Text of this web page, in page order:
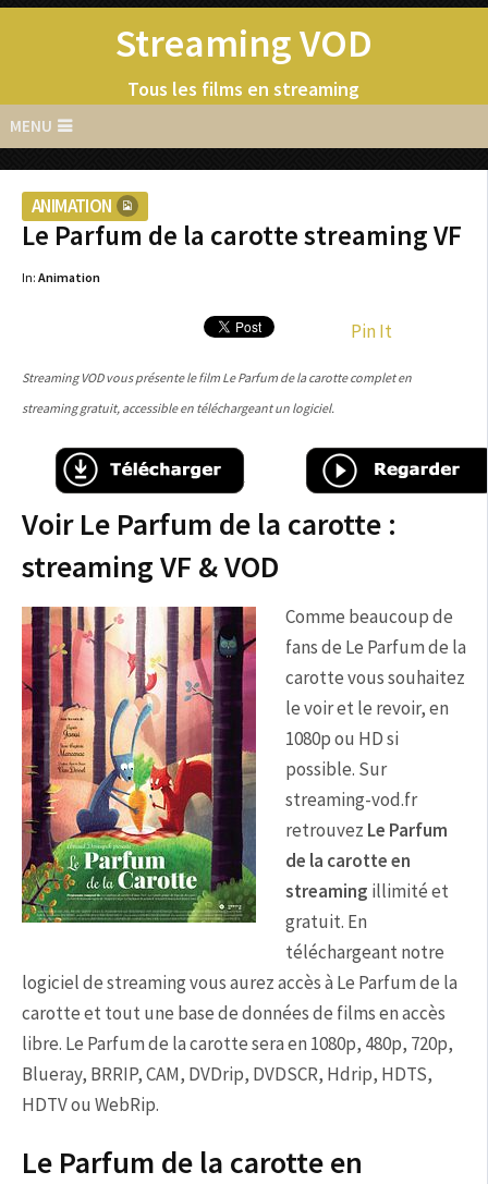
Streaming VOD
Tous les films en streaming
MENU
ANIMATION
Le Parfum de la carotte streaming VF
In: Animation
Pin It
Streaming VOD vous présente le film Le Parfum de la carotte complet en
streaming gratuit, accessible en téléchargeant un logiciel.
Voir Le Parfum de la carotte :
streaming VF & VOD
Comme beaucoup de
fans de Le Parfum de la
carotte vous souhaitez
le voir et le revoir, en
1080p ou HD si
possible. Sur
streaming-vod.fr
retrouvez Le Parfum
de la carotte en
streaming illimité et
gratuit. En
téléchargeant notre
logiciel de streaming vous aurez accès à Le Parfum de la
carotte et tout une base de données de films en accès
libre. Le Parfum de la carotte sera en 1080p, 480p, 720p,
Blueray, BRRIP, CAM, DVDrip, DVDSCR, Hdrip, HDTS,
HDTV ou WebRip.
Le Parfum de la carotte en